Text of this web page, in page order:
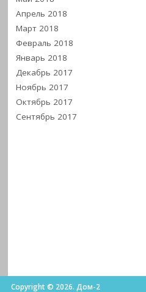
Апрель 2018
Март 2018
Февраль 2018
Январь 2018
Декабрь 2017
Ноябрь 2017
Октябрь 2017
Сентябрь 2017
Copyright © 2026. Дом-2